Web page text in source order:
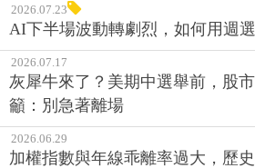
2026.07.23
AI下半場波動轉劇烈，如何用週
2026.07.17
灰犀牛來了？美期中選舉前，股
籲：別急著離場
2026.06.29
加權指數與年線乖離率過大，歷